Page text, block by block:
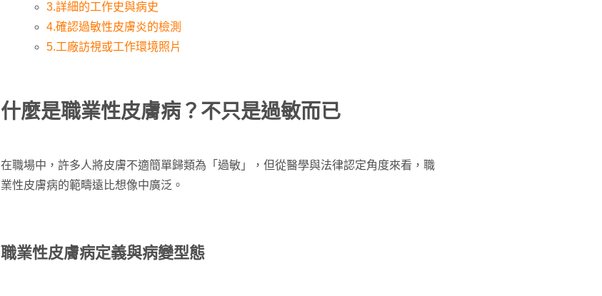
3.詳細的工作史與病史
4.確認過敏性皮膚炎的檢測
5.工廠訪視或工作環境照片
什麼是職業性皮膚病？不只是過敏而已
在職場中，許多人將皮膚不適簡單歸類為「過敏」，但從醫學與法律認定角度來看，職
業性皮膚病的範疇遠比想像中廣泛。
職業性皮膚病定義與病變型態